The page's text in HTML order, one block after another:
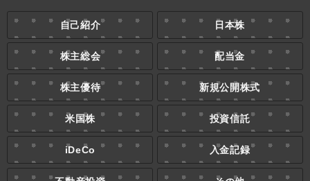
自己紹介 日本株
株主総会 配当金
株主優待 新規公開株式
米国株 投資信託
iDeCo 入金記録